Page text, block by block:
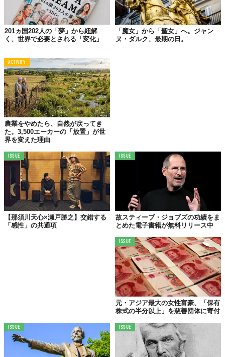
り、愛国者・テルの矢によって命を落とすこととなったのでした
──。
と、ここまでまるで史実のように語り継がれるウィリアム・テル
は、現代においても研究者の間で意見が別れているのだとか。
ともあれ、多くのスイス人がその存在を信じ、自由の獲得のため
に危険を顧みずに戦ったウィリアム・テルの勇気は、今も世界中
で尊ばれ、折れない心や圧力への抵抗のシンボルとして愛され続
けているのです。
TABI LABO
この世界は、もっと広いはずだ。
201ヵ国202人の「夢」から紐解
く、世界で必要とされる「変化」
「魔女」から「聖女」へ。ジャン
ヌ・ダルク、最期の日。
ACTIVITY
農業をやめたら、自然が戻ってき
た。3,500エーカーの「放置」が世
界を変えた理由
ISSUE
【那須川天心×瀬戸勝之】交錯する
「感性」の共通項
ISSUE
故スティーブ・ジョブズの功績をま
とめた電子書籍が無料リリース中
ISSUE
元・アジア最大の女性富豪、「保有
株式の半分以上」を慈善団体に寄付
ISSUE ISSUE